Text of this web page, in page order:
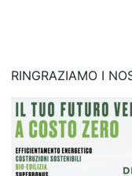
RINGRAZIAMO I